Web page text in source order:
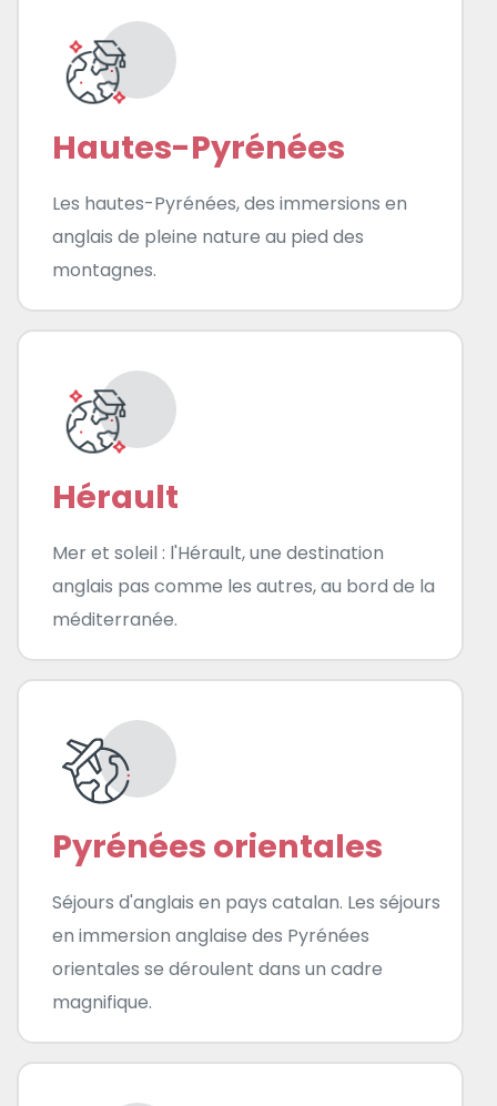
Hautes-Pyrénées
Les hautes-Pyrénées, des immersions en
anglais de pleine nature au pied des
montagnes.
Hérault
Mer et soleil : l'Hérault, une destination
anglais pas comme les autres, au bord de la
méditerranée.
Pyrénées orientales
Séjours d'anglais en pays catalan. Les séjours
en immersion anglaise des Pyrénées
orientales se déroulent dans un cadre
magnifique.